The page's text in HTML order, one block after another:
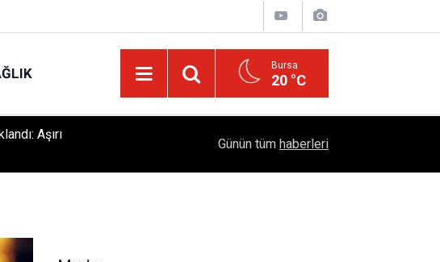
Bursa
20 °C
Aşırı
Diyarbakır'da İşçi Kıyımı: 45 Derece Sıcakta
Günün tüm haberleri